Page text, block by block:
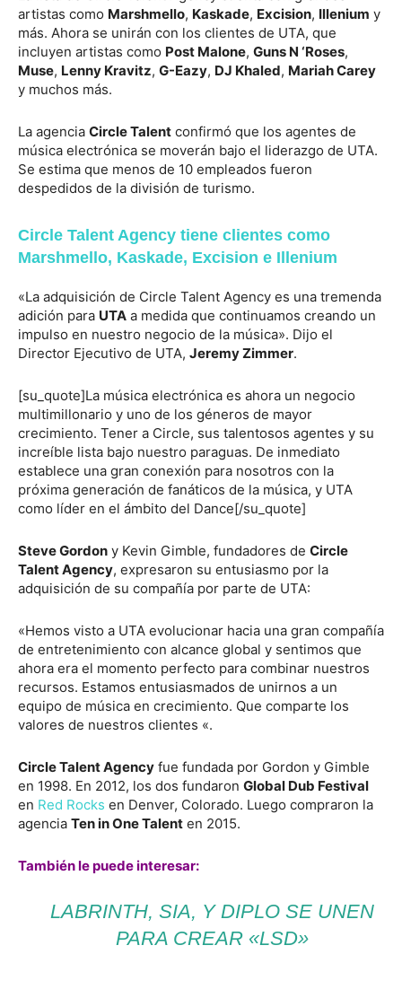
artistas como Marshmello, Kaskade, Excision, Illenium y
más. Ahora se unirán con los clientes de UTA, que
incluyen artistas como Post Malone, Guns N ‘Roses,
Muse, Lenny Kravitz, G-Eazy, DJ Khaled, Mariah Carey
y muchos más.
La agencia Circle Talent confirmó que los agentes de
música electrónica se moverán bajo el liderazgo de UTA.
Se estima que menos de 10 empleados fueron
despedidos de la división de turismo.
Circle Talent Agency tiene clientes como
Marshmello, Kaskade, Excision e Illenium
«La adquisición de Circle Talent Agency es una tremenda
adición para UTA a medida que continuamos creando un
impulso en nuestro negocio de la música». Dijo el
Director Ejecutivo de UTA, Jeremy Zimmer.
[su_quote]La música electrónica es ahora un negocio
multimillonario y uno de los géneros de mayor
crecimiento. Tener a Circle, sus talentosos agentes y su
increíble lista bajo nuestro paraguas. De inmediato
establece una gran conexión para nosotros con la
próxima generación de fanáticos de la música, y UTA
como líder en el ámbito del Dance[/su_quote]
Steve Gordon y Kevin Gimble, fundadores de Circle
Talent Agency, expresaron su entusiasmo por la
adquisición de su compañía por parte de UTA:
«Hemos visto a UTA evolucionar hacia una gran compañía
de entretenimiento con alcance global y sentimos que
ahora era el momento perfecto para combinar nuestros
recursos. Estamos entusiasmados de unirnos a un
equipo de música en crecimiento. Que comparte los
valores de nuestros clientes «.
Circle Talent Agency fue fundada por Gordon y Gimble
en 1998. En 2012, los dos fundaron Global Dub Festival
en Red Rocks en Denver, Colorado. Luego compraron la
agencia Ten in One Talent en 2015.
También le puede interesar:
LABRINTH, SIA, Y DIPLO SE UNEN
PARA CREAR «LSD»